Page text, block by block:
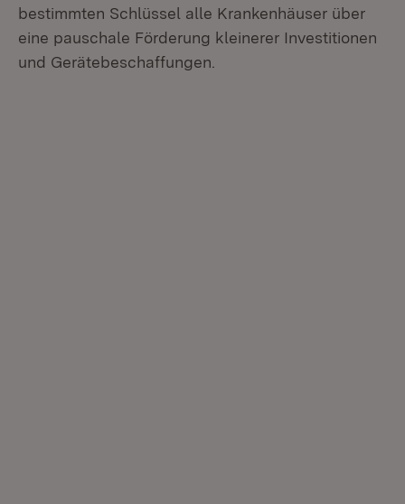
bestimmten Schlüssel alle Krankenhäuser über
eine pauschale Förderung kleinerer Investitionen
und Gerätebeschaffungen.